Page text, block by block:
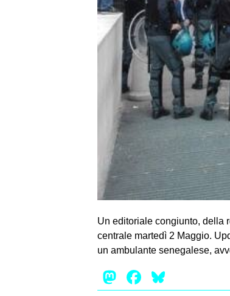
Un editoriale congiunto, della
centrale martedì 2 Maggio.
un ambulante senegalese,
Mastodon
Facebook